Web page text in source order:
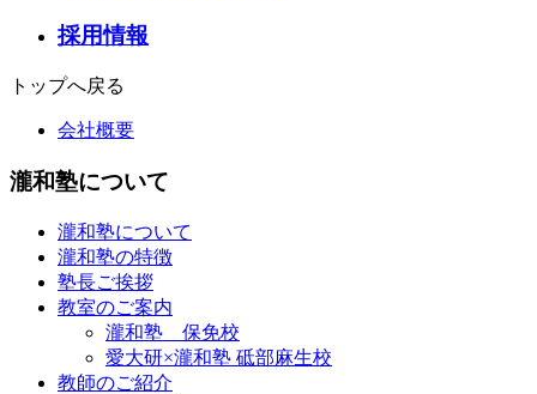
採用情報
トップへ戻る
会社概要
瀧和塾について
瀧和塾について
瀧和塾の特徴
塾長ご挨拶
教室のご案内
瀧和塾 保免校
愛大研×瀧和塾 砥部麻生校
教師のご紹介